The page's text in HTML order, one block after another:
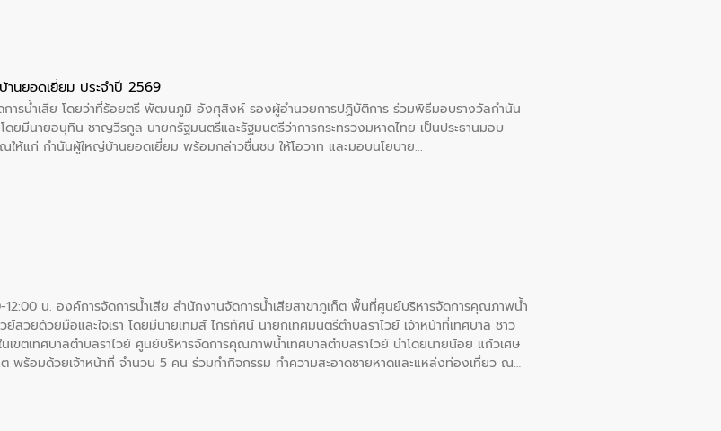
นยอดเยี่ยม ประจำปี 2569
ารน้ำเสีย โดยว่าที่ร้อยตรี พัฒนภูมิ อังศุสิงห์ รองผู้อำนวยการปฏิบัติการ ร่วมพิธีมอบรางวัลกำนัน
ยมีนายอนุทิน ชาญวีรกูล นายกรัฐมนตรีและรัฐมนตรีว่าการกระทรวงมหาดไทย เป็นประธานมอบ
ให้แก่ กำนันผู้ใหญ่บ้านยอดเยี่ยม พร้อมกล่าวชื่นชม ให้โอวาท และมอบนโยบาย
น. องค์การจัดการน้ำเสีย สำนักงานจัดการน้ำเสียสาขาภูเก็ต พื้นที่ศูนย์บริหารจัดการคุณภาพน้ำ
วย์สวยด้วยมือและใจเรา โดยมีนายเทมส์ ไกรทัศน์ นายกเทศมนตรีตำบลราไวย์ เจ้าหน้าที่เทศบาล ชาว
เขตเทศบาลตำบลราไวย์ ศูนย์บริหารจัดการคุณภาพน้ำเทศบาลตำบลราไวย์ นำโดยนายน้อย แก้วเศษ
ต พร้อมด้วยเจ้าหน้าที่ จำนวน 5 คน ร่วมทำกิจกรรม ทำความสะอาดชายหาดและแหล่งท่องเที่ยว ณ
อำเภอเมือง จังหวัดภูเก็ต